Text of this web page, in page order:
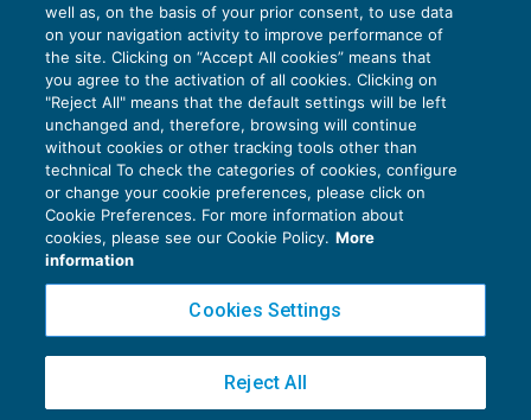
Privacy Policy
Cookie Policy
Copyright 2016 ©Gruppo Euroconference S.p.A.v2.32.2
Piazza Luigi Einaudi, 10N01 - 20124 Milano - info@ecnews.it
well as, on the basis of your prior consent, to use data
on your navigation activity to improve performance of
the site. Clicking on “Accept All cookies” means that
you agree to the activation of all cookies. Clicking on
"Reject All" means that the default settings will be left
unchanged and, therefore, browsing will continue
without cookies or other tracking tools other than
technical To check the categories of cookies, configure
or change your cookie preferences, please click on
Cookie Preferences. For more information about
cookies, please see our Cookie Policy. More
information
Cookies Settings
Reject All